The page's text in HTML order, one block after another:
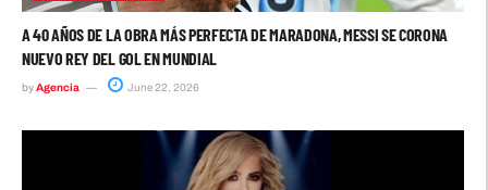
A 40 AÑOS DE LA OBRA MÁS PERFECTA DE MARADONA, MESSI SE CORONA
NUEVO REY DEL GOL EN MUNDIAL
byAgencia June 22, 2026